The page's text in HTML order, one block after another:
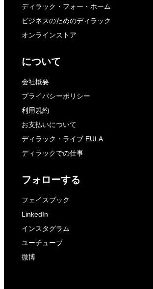
ディラック・フォー・ホーム
ビジネスのためのディラック
オンラインストア
について
会社概要
プライバシーポリシー
利用規約
お支払いについて
ディラック・ライブ EULA
ディラックでの仕事
フォローする
フェイスブック
LinkedIn
インスタグラム
ユーチューブ
微博